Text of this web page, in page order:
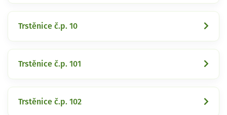
Trstěnice č.p. 10
Trstěnice č.p. 101
Trstěnice č.p. 102